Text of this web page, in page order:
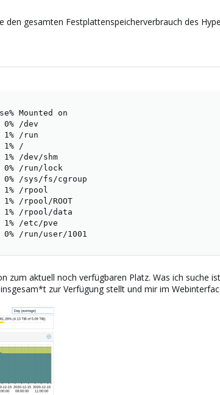
gesamten Festplattenspeicherverbrauch des
Mounted on
/dev
/run
1% /
/dev/shm
/run/lock
/sys/fs/cgroup
/rpool
/rpool/ROOT
/rpool/data
/etc/pve
/run/user/1001
zum aktuell noch verfügbaren Platz. Was ich suche
zur Verfügung stellt und mir im